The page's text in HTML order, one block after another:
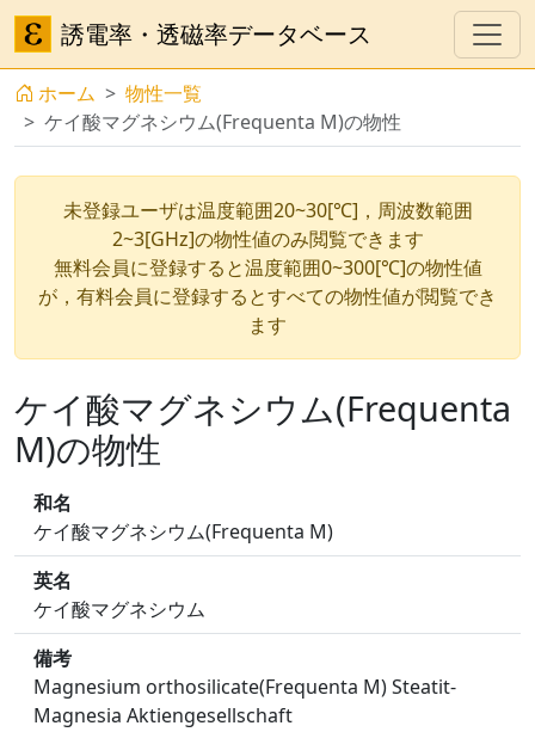
誘電率・透磁率データベース
ホーム
物性一覧
ケイ酸マグネシウム(Frequenta M)の物性
未登録ユーザは温度範囲20~30[℃]，周波数範囲
2~3[GHz]の物性値のみ閲覧できます
無料会員に登録すると温度範囲0~300[℃]の物性値
が，有料会員に登録するとすべての物性値が閲覧でき
ます
ケイ酸マグネシウム(Frequenta
M)の物性
和名
ケイ酸マグネシウム(Frequenta M)
英名
ケイ酸マグネシウム
備考
Magnesium orthosilicate(Frequenta M) Steatit-
Magnesia Aktiengesellschaft